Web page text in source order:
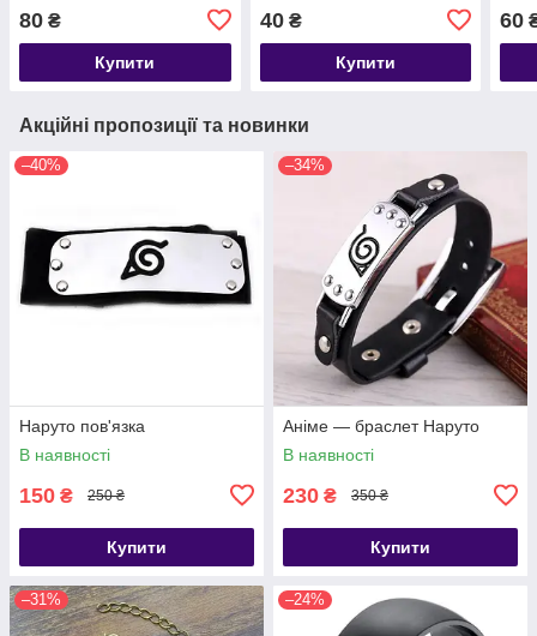
80 ₴
Купити
40₴
Купити
60
Акційні пропозиції та новинки
–40%
Наруто пов'язка
В наявності
150 ₴ 250 ₴
Купити
–34%
Аніме — браслет Наруто
В наявності
230 ₴ 350 ₴
Купити
–31% –24%